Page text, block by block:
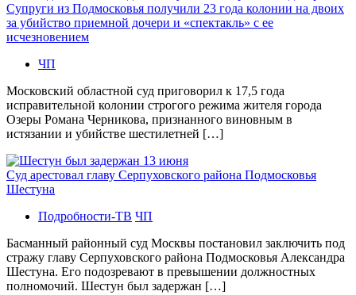
Супруги из Подмосковья получили 23 года колонии на двоих
за убийство приемной дочери и «спектакль» с ее
исчезновением
ЧП
Московский областной суд приговорил к 17,5 года
исправительной колонии строгого режима жителя города
Озеры Романа Черникова, признанного виновным в
истязании и убийстве шестилетней […]
Суд арестовал главу Серпуховского района Подмосковья
Шестуна
Подробности-ТВ ЧП
Басманный районный суд Москвы постановил заключить под
стражу главу Серпуховского района Подмосковья Александра
Шестуна. Его подозревают в превышении должностных
полномочий. Шестун был задержан […]